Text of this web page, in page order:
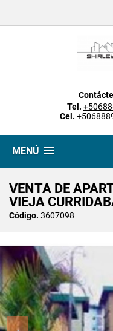
Tel.
Cel.
MENÚ
VENTA DE
VIEJA
Código. 3607098